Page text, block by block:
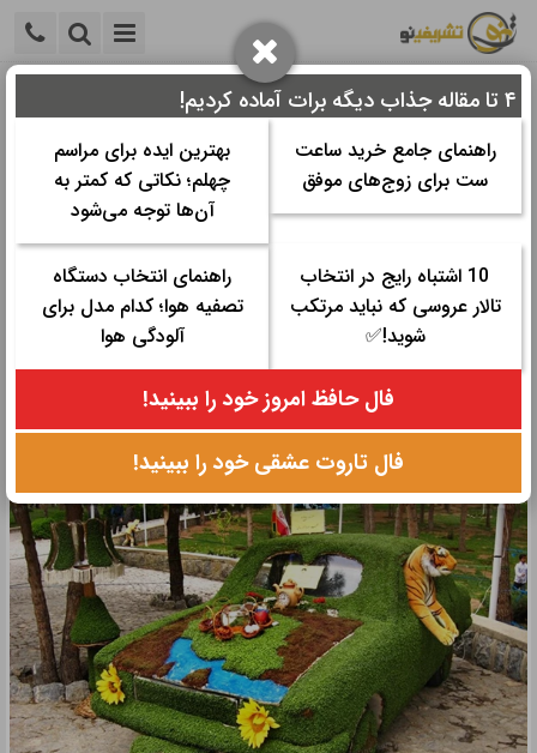
خانه >ایده و خلاقیت>ایده جشن ها>پیام تبریک سیزده به در
رسمی 1401
پیام تبریک سیزده به در رسمی 1401
تاریخ نگارش: ۸ فروردین ۱۴۰۱ - ۲۰:۱۱
تعداد رای‌دهندگان:
۲
سیزده به در را با ارسال پیام های تبریک زیباتر و به یاد ماندنی کنیم.
۴ تا مقاله جذاب دیگه برات آماده کردیم!
راهنمای جامع خرید ساعت
ست برای زوج‌های موفق
بهترین ایده برای مراسم
چهلم؛ نکاتی که کمتر به
آن‌ها توجه می‌شود
10 اشتباه رایج در انتخاب
تالار عروسی که نباید مرتکب
شوید!✅
راهنمای انتخاب دستگاه
تصفیه هوا؛ کدام مدل برای
آلودگی هوا
فال حافظ امروز خود را ببینید!
فال تاروت عشقی خود را ببینید!